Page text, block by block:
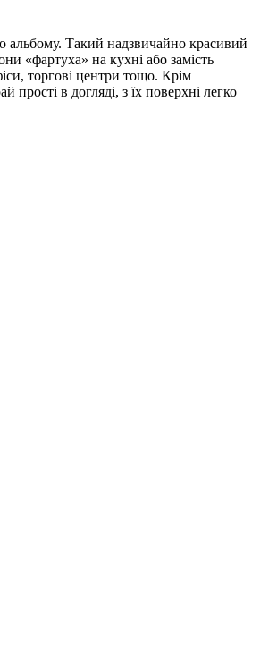
альбому. Такий надзвичайно красивий
«фартуха» на кухні або замість
торгові центри тощо. Крім
в догляді, з їх поверхні легко